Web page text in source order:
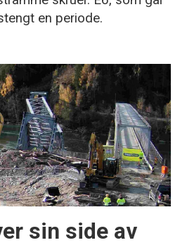
en periode.
sin side av